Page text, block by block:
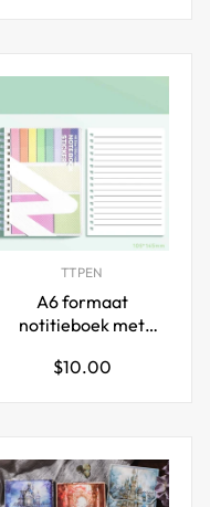
TTPEN
A6 formaat
notitieboek met
105x145mm
Normale
$10.00